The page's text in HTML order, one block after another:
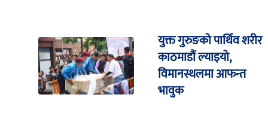
युक्त गुरुङको पार्थिव शरीर
काठमाडौं ल्याइयो,
विमानस्थलमा आफन्त
भावुक